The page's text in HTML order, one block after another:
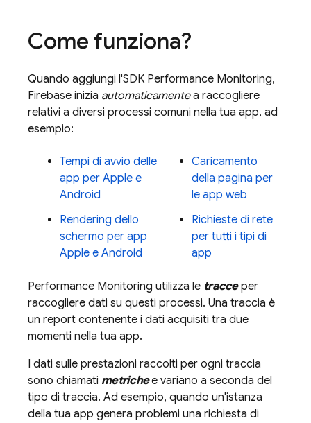
Come funziona?
Quando aggiungi l'SDK Performance Monitoring,
Firebase inizia automaticamentea raccogliere
relativi a diversi processi comuni nella tua app, ad
esempio:
Tempi di avvio delle
app per Apple e
Android
Rendering dello
schermo per app
Apple e Android
Caricamento
della pagina per
le app web
Richieste di rete
per tutti i tipi di
app
Performance Monitoring utilizza le tracceper
raccogliere dati su questi processi. Una traccia è
un report contenente i dati acquisiti tra due
momenti nella tua app.
I dati sulle prestazioni raccolti per ogni traccia
sono chiamati metrichee variano a seconda del
tipo di traccia. Ad esempio, quando un'istanza
della tua app genera problemi una richiesta di